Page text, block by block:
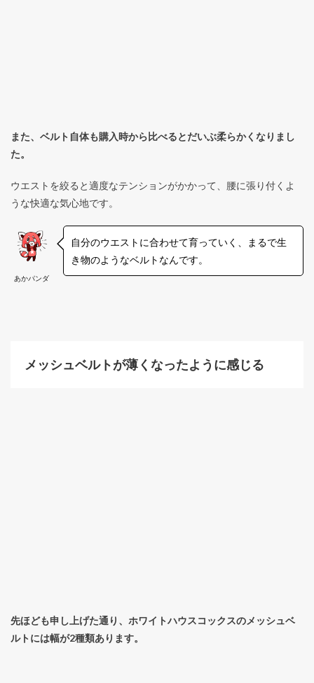
また、ベルト自体も購入時から比べるとだいぶ柔らかくなりまし
た。
ウエストを絞ると適度なテンションがかかって、腰に張り付くよ
うな快適な気心地です。
あかパンダ
自分のウエストに合わせて育っていく、まるで生
き物のようなベルトなんです。
メッシュベルトが薄くなったように感じる
先ほども申し上げた通り、ホワイトハウスコックスのメッシュベ
ルトには幅が2種類あります。